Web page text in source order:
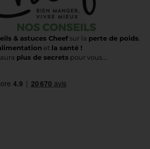
& astuces Cheefsur la perte de poids,
et la santé !
plus de secretspour vous….